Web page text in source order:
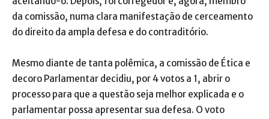
da comissão, numa clara manifestação de cerceamento
do direito da ampla defesa e do contraditório.
Mesmo diante de tanta polêmica, a comissão de Ética e
decoro Parlamentar decidiu, por 4 votos a 1, abrir o
processo para que a questão seja melhor explicada e o
parlamentar possa apresentar sua defesa. O voto